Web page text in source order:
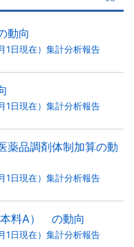
動向
1日現在）集計分析報告
1日現在）集計分析報告
品調剤体制加算の動
1日現在）集計分析報告
料A） の動向
1日現在）集計分析報告